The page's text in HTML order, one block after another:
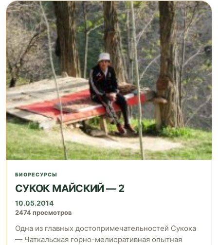
БИОРЕСУРСЫ
CУКОК МАЙСКИЙ — 2
10.05.2014
2474 просмотров
Одна из главных достопримечательностей Сукока
— Чаткальская горно-мелиоративная опытная